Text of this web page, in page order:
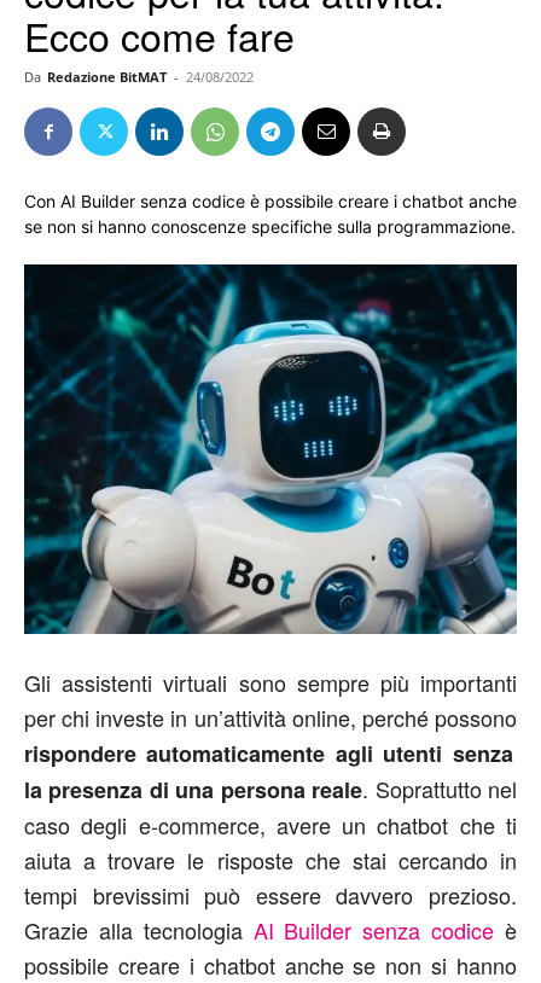
Ecco come fare
Da Redazione BitMAT - 24/08/2022
Con AI Builder senza codice è possibile creare i chatbot anche
se non si hanno conoscenze specifiche sulla programmazione.
Gli assistenti virtuali sono sempre più importanti
per chi investe in un’attività online, perché possono
rispondere automaticamente agli utenti senza
la presenza di una persona reale. Soprattutto nel
caso degli e-commerce, avere un chatbot che ti
aiuta a trovare le risposte che stai cercando in
tempi brevissimi può essere davvero prezioso.
Grazie alla tecnologia AI Builder senza codice è
possibile creare i chatbot anche se non si hanno